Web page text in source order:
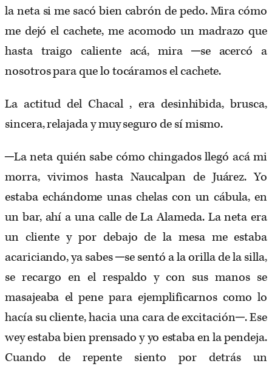
la neta si me sacó bien cabrón de pedo. Mira cómo
me dejó el cachete, me acomodo un madrazo que
hasta traigo caliente acá, mira ─se acercó a
nosotros para que lo tocáramos el cachete.
La actitud del Chacal , era desinhibida, brusca,
sincera, relajada y muy seguro de sí mismo.
─La neta quién sabe cómo chingados llegó acá mi
morra, vivimos hasta Naucalpan de Juárez. Yo
estaba echándome unas chelas con un cábula, en
un bar, ahí a una calle de La Alameda. La neta era
un cliente y por debajo de la mesa me estaba
acariciando, ya sabes ─se sentó a la orilla de la silla,
se recargo en el respaldo y con sus manos se
masajeaba el pene para ejemplificarnos como lo
hacía su cliente, hacia una cara de excitación─. Ese
wey estaba bien prensado y yo estaba en la pendeja.
Cuando de repente siento por detrás un